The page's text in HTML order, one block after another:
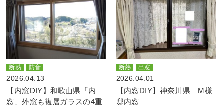
断熱 防音
2026.04.13
【内窓DIY】和歌山県「内
窓、外窓も複層ガラスの4重
断熱 出窓
2026.04.01
【内窓DIY】神奈川県 M様
邸内窓